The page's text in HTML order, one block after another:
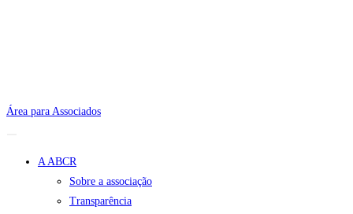
Área para Associados
A ABCR
Sobre a associação
Transparência